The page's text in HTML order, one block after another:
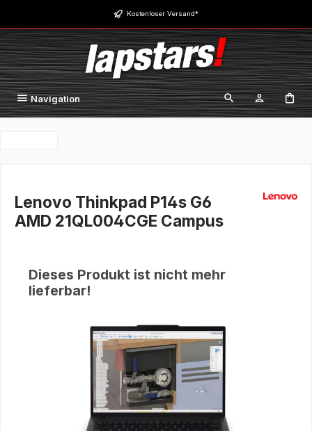
Zum Hauptinhalt springen Kostenloser Versand*
Navigation
Lenovo Thinkpad P14s G6
AMD 21QL004CGE Campus
Dieses Produkt ist nicht mehr
lieferbar!
Bildergalerie überspringen